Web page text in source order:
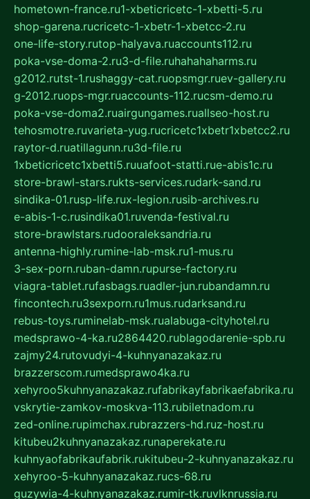
hometown-france.ru1-xbeticricetc-1-xbetti-5.ru
shop-garena.rucricetc-1-xbetr-1-xbetcc-2.ru
one-life-story.rutop-halyava.ruaccounts112.ru
poka-vse-doma-2.ru3-d-file.ruhahahaharms.ru
g2012.rutst-1.rushaggy-cat.ruopsmgr.ruev-gallery.ru
g-2012.ruops-mgr.ruaccounts-112.rucsm-demo.ru
poka-vse-doma2.ruairgungames.ruallseo-host.ru
tehosmotre.ruvarieta-yug.rucricetc1xbetr1xbetcc2.ru
raytor-d.ruatillagunn.ru3d-file.ru
1xbeticricetc1xbetti5.ruuafoot-statti.rue-abis1c.ru
store-brawl-stars.rukts-services.rudark-sand.ru
sindika-01.rusp-life.rux-legion.rusib-archives.ru
e-abis-1-c.rusindika01.ruvenda-festival.ru
store-brawlstars.rudooraleksandria.ru
antenna-highly.rumine-lab-msk.ru1-mus.ru
3-sex-porn.ruban-damn.rupurse-factory.ru
viagra-tablet.rufasbags.ruadler-jun.rubandamn.ru
fincontech.ru3sexporn.ru1mus.rudarksand.ru
rebus-toys.ruminelab-msk.rualabuga-cityhotel.ru
medsprawo-4-ka.ru2864420.rublagodarenie-spb.ru
zajmy24.rutovudyi-4-kuhnyanazakaz.ru
brazzerscom.rumedsprawo4ka.ru
xehyroo5kuhnyanazakaz.rufabrikayfabrikaefabrika.ru
vskrytie-zamkov-moskva-113.rubiletnadom.ru
zed-online.rupimchax.rubrazzers-hd.ruz-host.ru
kitubeu2kuhnyanazakaz.runaperekate.ru
kuhnyaofabrikaufabrik.rukitubeu-2-kuhnyanazakaz.ru
xehyroo-5-kuhnyanazakaz.rucs-68.ru
guzywia-4-kuhnyanazakaz.rumir-tk.ruvlknrussia.ru